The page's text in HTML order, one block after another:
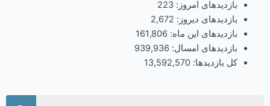
بازدیدهای امروز: 223
بازدیدهای دیروز: 2,672
بازدیدهای این ماه: 161,806
بازدیدهای امسال: 939,936
کل بازدیدها: 13,592,570